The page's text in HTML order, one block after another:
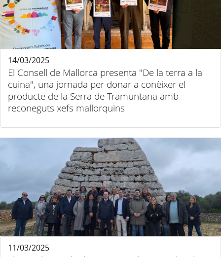
El Consell de Mallorca presenta "De la terra a la
cuina", una jornada per donar a conèixer el
producte de la Serra de Tramuntana amb
reconeguts xefs mallorquins
14/03/2025
11/03/2025